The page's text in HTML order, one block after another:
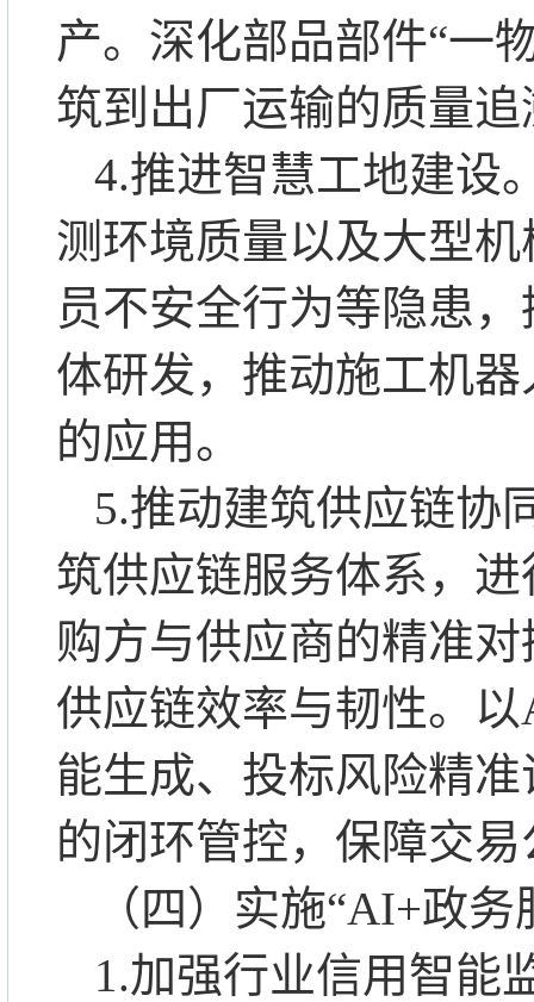
产。深化部品部件“一
筑到出厂运输的质量追
4.推进智慧工地建设
测环境质量以及大型
员不安全行为等隐患
体研发，推动施工机
的应用。
5.推动建筑供应链协
筑供应链服务体系，
购方与供应商的精准
供应链效率与韧性。
能生成、投标风险精
的闭环管控，保障交
（四）实施“AI+政务
1.加强行业信用智能